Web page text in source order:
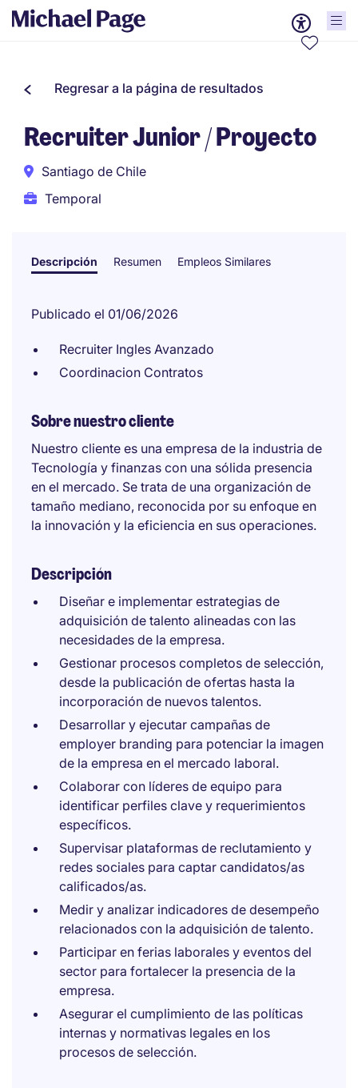
Regresar a la página de resultados
Recruiter Junior / Proyecto
Santiago de Chile
Temporal
Descripción Resumen Empleos Similares
Publicado el 01/06/2026
Recruiter Ingles Avanzado
Coordinacion Contratos
Sobre nuestro cliente
Nuestro cliente es una empresa de la industria de
Tecnología y finanzas con una sólida presencia
en el mercado. Se trata de una organización de
tamaño mediano, reconocida por su enfoque en
la innovación y la eficiencia en sus operaciones.
Descripción
Diseñar e implementar estrategias de
adquisición de talento alineadas con las
necesidades de la empresa.
Gestionar procesos completos de selección,
desde la publicación de ofertas hasta la
incorporación de nuevos talentos.
Desarrollar y ejecutar campañas de
employer branding para potenciar la imagen
de la empresa en el mercado laboral.
Colaborar con líderes de equipo para
identificar perfiles clave y requerimientos
específicos.
Supervisar plataformas de reclutamiento y
redes sociales para captar candidatos/as
calificados/as.
Medir y analizar indicadores de desempeño
relacionados con la adquisición de talento.
Participar en ferias laborales y eventos del
sector para fortalecer la presencia de la
empresa.
Asegurar el cumplimiento de las políticas
internas y normativas legales en los
procesos de selección.